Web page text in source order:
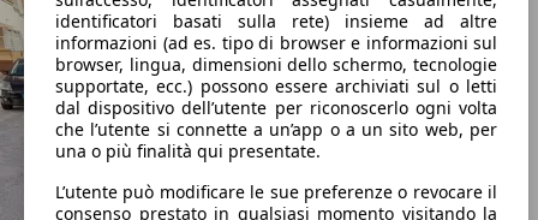
identificatori basati sulla rete) insieme ad altre
informazioni (ad es. tipo di browser e informazioni sul
browser, lingua, dimensioni dello schermo, tecnologie
supportate, ecc.) possono essere archiviati sul o letti
dal dispositivo dell’utente per riconoscerlo ogni volta
che l’utente si connette a un’app o a un sito web, per
una o più finalità qui presentate.
L’utente può modificare le sue preferenze o revocare il
consenso prestato in qualsiasi momento visitando la